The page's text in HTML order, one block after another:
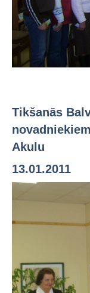
Tikšanās
Akulu
13.01.2011